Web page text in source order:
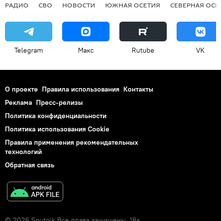
РАДИО СВО НОВОСТИ ЮЖНАЯ ОСЕТИЯ СЕВЕРНАЯ
Telegram Макс Rutube VK
О проекте Правила использования Контакты
Реклама Пресс-релизы
Политика конфиденциальности
Политика использования Cookie
Правила применения рекомендательных
технологий
Обратная связь